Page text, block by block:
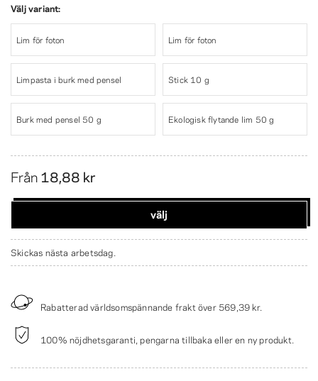
Välj variant:
Lim för foton Lim för foton
Limpasta i burk med pensel Stick 10 g
Burk med pensel 50 g Ekologisk flytande lim 50 g
Från18,88 kr
välj
Skickas nästa arbetsdag.
Rabatterad världsomspännande frakt över 569,39 kr.
100% nöjdhetsgaranti, pengarna tillbaka eller en ny produkt.